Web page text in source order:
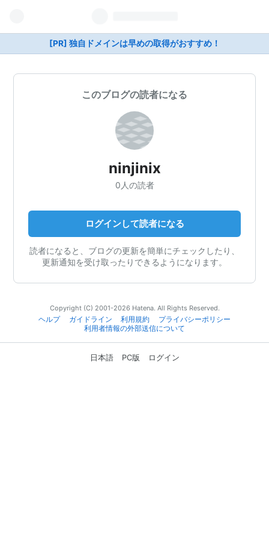
[PR] 独自ドメインは早めの取得がおすすめ！
このブログの読者になる
ninjinix
0人の読者
ログインして読者になる
読者になると、ブログの更新を簡単にチェックしたり、
更新通知を受け取ったりできるようになります。
Copyright (C) 2001-2026 Hatena. All Rights Reserved.
ヘルプ
ガイドライン 利用規約
プライバシーポリシー
利用者情報の外部送信について
日本語 PC版 ログイン